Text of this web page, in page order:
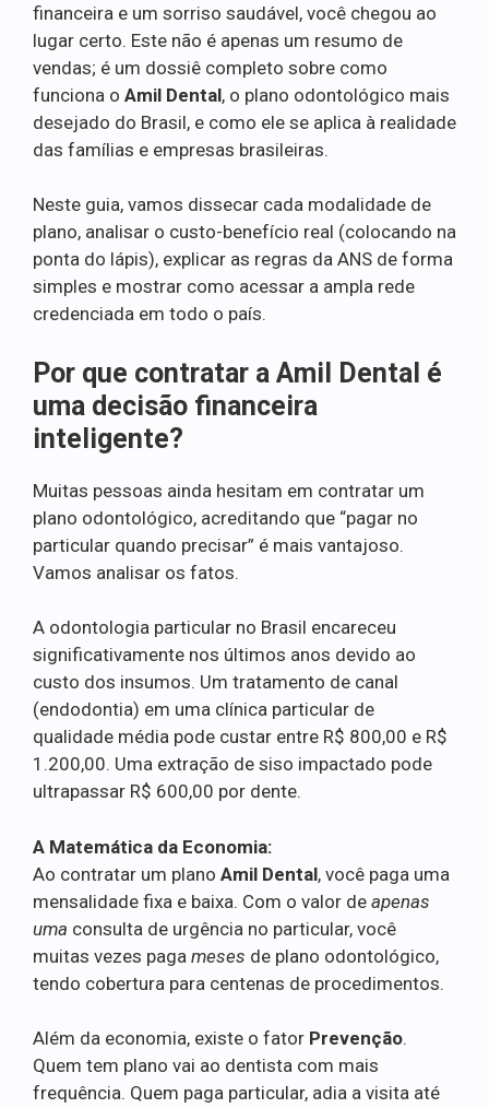
financeira e um sorriso saudável, você chegou ao
lugar certo. Este não é apenas um resumo de
vendas; é um dossiê completo sobre como
funciona o Amil Dental, o plano odontológico mais
desejado do Brasil, e como ele se aplica à realidade
das famílias e empresas brasileiras.
Neste guia, vamos dissecar cada modalidade de
plano, analisar o custo-benefício real (colocando na
ponta do lápis), explicar as regras da ANS de forma
simples e mostrar como acessar a ampla rede
credenciada em todo o país.
Por que contratar a Amil Dental é
uma decisão financeira
inteligente?
Muitas pessoas ainda hesitam em contratar um
plano odontológico, acreditando que “pagar no
particular quando precisar” é mais vantajoso.
Vamos analisar os fatos.
A odontologia particular no Brasil encareceu
significativamente nos últimos anos devido ao
custo dos insumos. Um tratamento de canal
(endodontia) em uma clínica particular de
qualidade média pode custar entre R$ 800,00 e R$
1.200,00. Uma extração de siso impactado pode
ultrapassar R$ 600,00 por dente.
A Matemática da Economia:
Ao contratar um plano Amil Dental, você paga uma
mensalidade fixa e baixa. Com o valor de apenas
uma consulta de urgência no particular, você
muitas vezes paga meses de plano odontológico,
tendo cobertura para centenas de procedimentos.
Além da economia, existe o fator Prevenção.
Quem tem plano vai ao dentista com mais
frequência. Quem paga particular, adia a visita até